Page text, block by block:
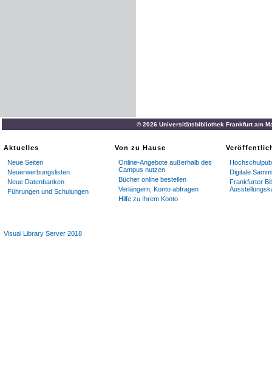
© 2026 Universitätsbibliothek Frankfurt am
Aktuelles
Neue Seiten
Neuerwerbungslisten
Neue Datenbanken
Führungen und Schulungen
Von zu Hause
Online-Angebote außerhalb des
Campus nutzen
Bücher online bestellen
Verlängern, Konto abfragen
Hilfe zu Ihrem Konto
Digitale
Frankfurter
Visual Library Server 2018